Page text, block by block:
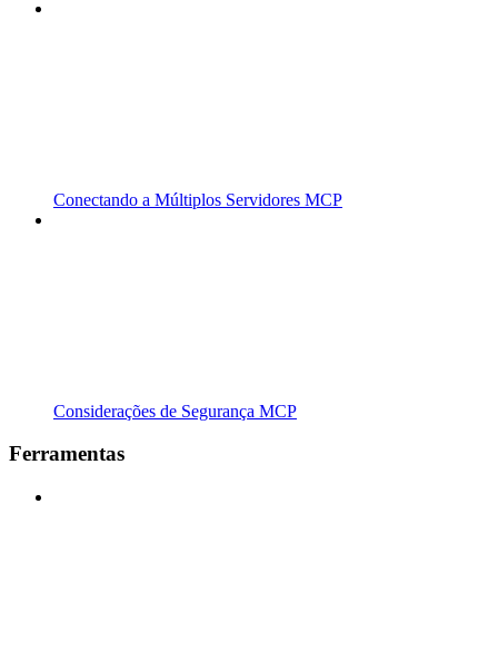
Conectando a Múltiplos Servidores MCP
Considerações de Segurança MCP
Ferramentas